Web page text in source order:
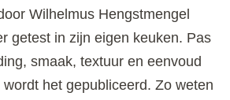
Wilhelmus Hengstmengel
getest in zijn eigen keuken. Pas
smaak, textuur en eenvoud
het gepubliceerd. Zo weten